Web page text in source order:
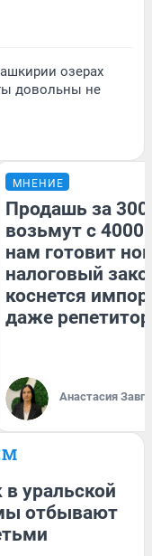
озерах
довольны не
МНЕНИЕ
Продашь за
возьмут с
нам готовит
налоговый
коснется
даже
Анастасия
уральской
отбывают